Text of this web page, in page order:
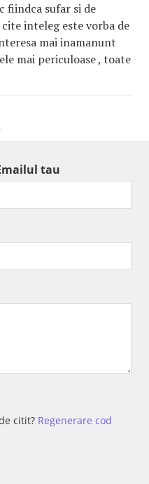
fiindca sufar si de
inteleg este vorba de
mai inamanunt
mai periculoase , toate
tau
citit? Regenerare cod